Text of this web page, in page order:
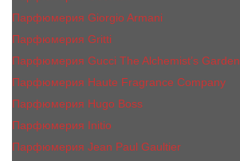
Парфюмерия Giorgio Armani
Парфюмерия Gritti
Парфюмерия Gucci The Alchemist’s Garden.
Парфюмерия Haute Fragrance Company
Парфюмерия Hugo Boss
Парфюмерия Initio
Парфюмерия Jean Paul Gaultier